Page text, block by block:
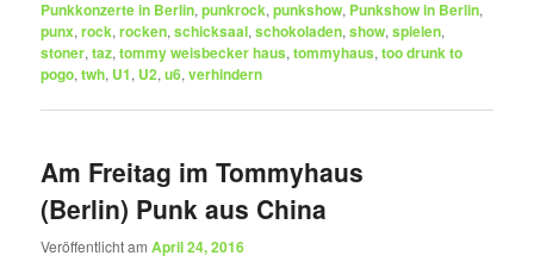
Punkkonzerte in Berlin,punkrock,punkshow, Punkshow in Berlin,
punx,rock,rocken,schicksaal,schokoladen,show,spielen,
stoner,taz,tommy weisbecker haus,tommyhaus,too drunk to
pogo,twh, U1, U2,u6,verhindern
Am Freitag im Tommyhaus
(Berlin) Punk aus China
Veröffentlicht amApril 24, 2016